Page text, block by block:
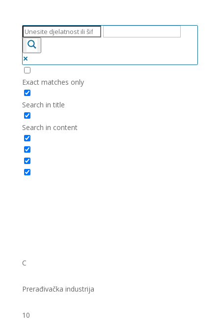
Exact matches only
Search in title
Search in content
C
Prerađivačka industrija
10